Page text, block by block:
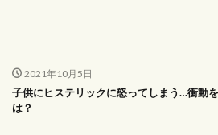
2021年10月5日
子供にヒステリックに怒ってしまう…衝動
は？